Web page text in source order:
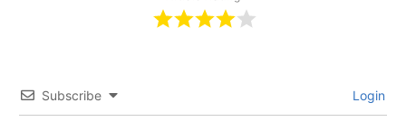
Subscribe Login